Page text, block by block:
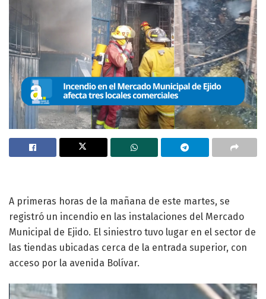
A primeras horas de la mañana de este martes, se
registró un incendio en las instalaciones del Mercado
Municipal de Ejido. El siniestro tuvo lugar en el sector de
las tiendas ubicadas cerca de la entrada superior, con
acceso por la avenida Bolívar.